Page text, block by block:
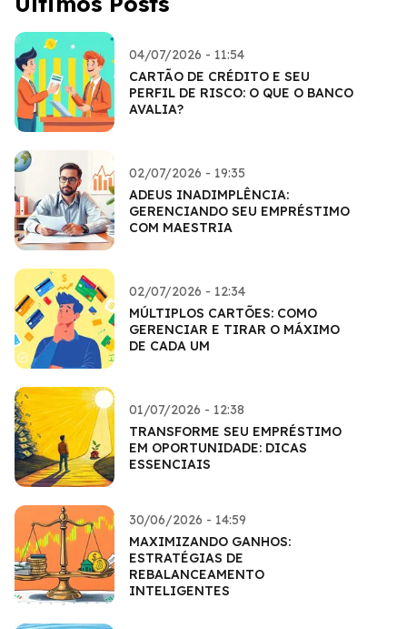
04/07/2026 - 11:54
CARTÃO DE CRÉDITO E SEU
PERFIL DE RISCO: O QUE O BANCO
AVALIA?
02/07/2026 - 19:35
ADEUS INADIMPLÊNCIA:
GERENCIANDO SEU EMPRÉSTIMO
COM MAESTRIA
02/07/2026 - 12:34
MÚLTIPLOS CARTÕES: COMO
GERENCIAR E TIRAR O MÁXIMO
DE CADA UM
01/07/2026 - 12:38
TRANSFORME SEU EMPRÉSTIMO
EM OPORTUNIDADE: DICAS
ESSENCIAIS
30/06/2026 - 14:59
MAXIMIZANDO GANHOS:
ESTRATÉGIAS DE
REBALANCEAMENTO
INTELIGENTES